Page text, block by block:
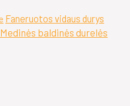
Faneruotos vidaus durys
Medinės baldinės durelės